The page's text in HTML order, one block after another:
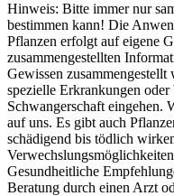
Hinweis: Bitte immer nur
bestimmen kann! Die
Pflanzen erfolgt auf eigene
zusammengestellten
Gewissen
spezielle Erkrankungen oder
Schwangerschaft
auf uns. Es gibt auch
schädigend bis tödlich
Gesundheitliche
Beratung durch einen Arzt